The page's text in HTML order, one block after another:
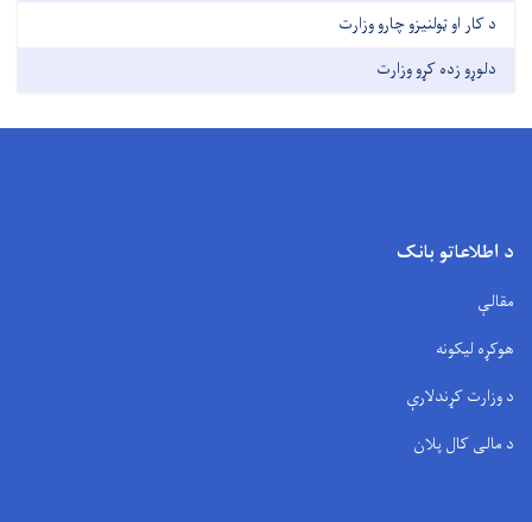
د کار او ټولنیزو چارو وزارت
دلوړو زده کړو وزارت
د اطلاعاتو بانک
مقالې
هوکړه لیکونه
د وزارت کړندلارې
د مالی کال پلان